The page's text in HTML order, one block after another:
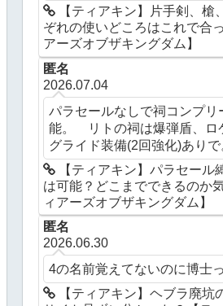
【ティアキン】片手剣、槍
ぞれの使いどころはこれで合
アーズオブザキングダム】
匿名
2026.07.04
パラセールなしで祠コンプリ
能。 リトの祠は爆弾盾、ロ
グライド装備(2回強化)ありで
【ティアキン】パラセール
は可能？どこまでできるのか
ィアーズオブザキングダム】
匿名
2026.06.30
4の名前覚えてないのに博士
【ティアキン】ヘブラ廃坑